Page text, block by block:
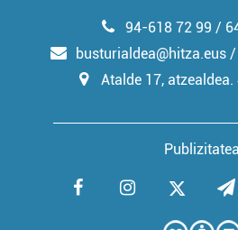
Publizitatea
94-618 72 99 /
busturialdea@hitza.eus
Atalde 17,